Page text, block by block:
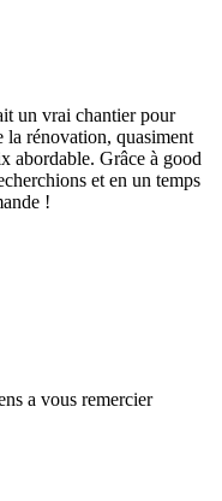
un vrai chantier pour
la rénovation, quasiment
abordable. Grâce à good
et en un temps
!
a vous remercier